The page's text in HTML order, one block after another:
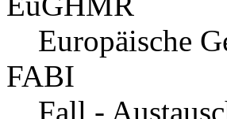
Europäische
FABI
Fall -